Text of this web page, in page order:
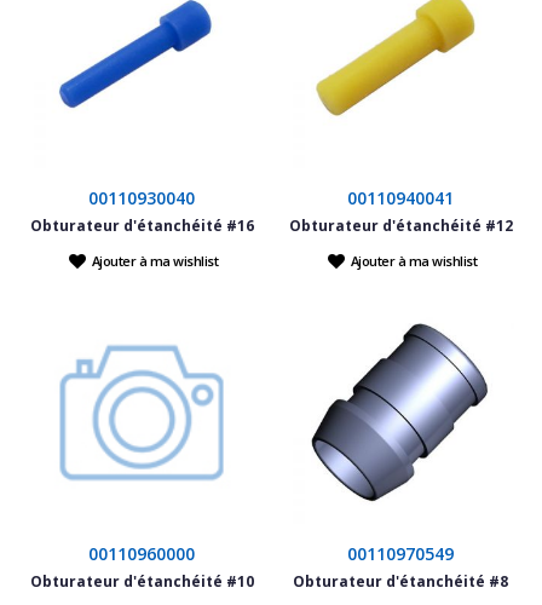
00110930040
Obturateur d'étanchéité #16
Ajouter à ma wishlist
00110940041
Obturateur d'étanchéité #12
Ajouter à ma wishlist
00110960000
Obturateur d'étanchéité #10
00110970549
Obturateur d'étanchéité #8